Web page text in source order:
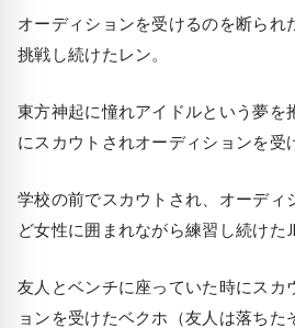
オーディションを受けるのを断られ
挑戦し続けたレン。
東方神起に憧れアイドルという夢を
にスカウトされオーディションを受
学校の前でスカウトされ、オーディ
ど女性に囲まれながら練習し続けた
友人とベンチに座っていた時にスカ
ョンを受けたベクホ（友人は落ちた